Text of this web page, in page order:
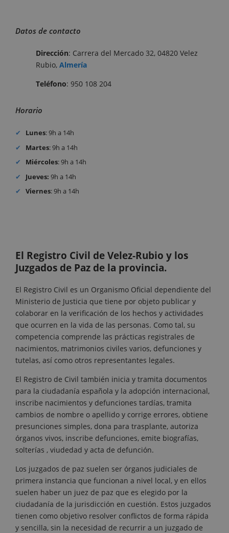
Datos de contacto
Dirección: Carrera del Mercado 32, 04820 Velez
Rubio, Almería
Teléfono: 950 108 204
Horario
Lunes: 9h a 14h
Martes: 9h a 14h
Miércoles: 9h a 14h
Jueves: 9h a 14h
Viernes: 9h a 14h
El Registro Civil de Velez-Rubio y los
Juzgados de Paz de la provincia.
El Registro Civil es un Organismo Oficial dependiente del
Ministerio de Justicia que tiene por objeto publicar y
colaborar en la verificación de los hechos y actividades
que ocurren en la vida de las personas. Como tal, su
competencia comprende las prácticas registrales de
nacimientos, matrimonios civiles varios, defunciones y
tutelas, así como otros representantes legales.
El Registro de Civil también inicia y tramita documentos
para la ciudadanía española y la adopción internacional,
inscribe nacimientos y defunciones tardías, tramita
cambios de nombre o apellido y corrige errores, obtiene
presunciones simples, dona para trasplante, autoriza
órganos vivos, inscribe defunciones, emite biografías,
solterías , viudedad y acta de defunción.
Los juzgados de paz suelen ser órganos judiciales de
primera instancia que funcionan a nivel local, y en ellos
suelen haber un juez de paz que es elegido por la
ciudadanía de la jurisdicción en cuestión. Estos juzgados
tienen como objetivo resolver conflictos de forma rápida
y sencilla, sin la necesidad de recurrir a un juzgado de